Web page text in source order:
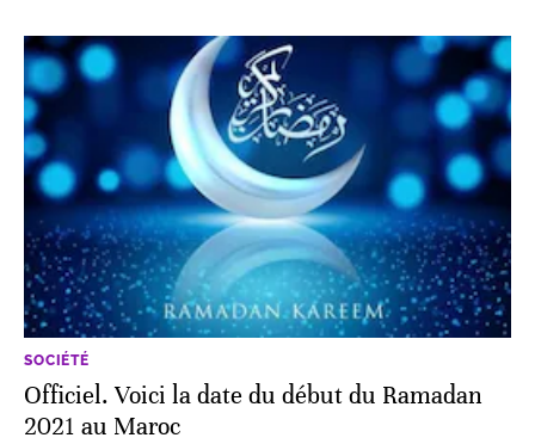
SOCIÉTÉ
Officiel. Voici la date du début du Ramadan
2021 au Maroc